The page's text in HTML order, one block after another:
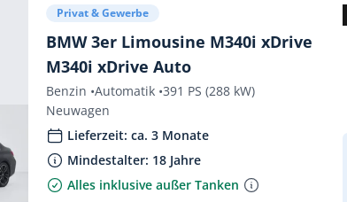
Privat & Gewerbe
BMW 3er Limousine M340i xDrive
M340i xDrive Auto
Benzin •Automatik •391 PS (288 kW)
Neuwagen
Lieferzeit: ca. 3 Monate
Mindestalter: 18 Jahre
Alles inklusive außer Tanken